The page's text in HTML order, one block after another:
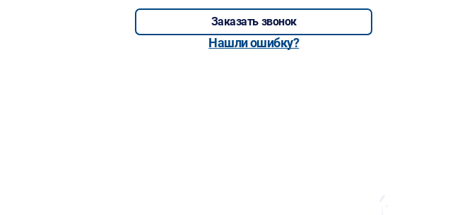
Заказать звонок
Нашли ошибку?